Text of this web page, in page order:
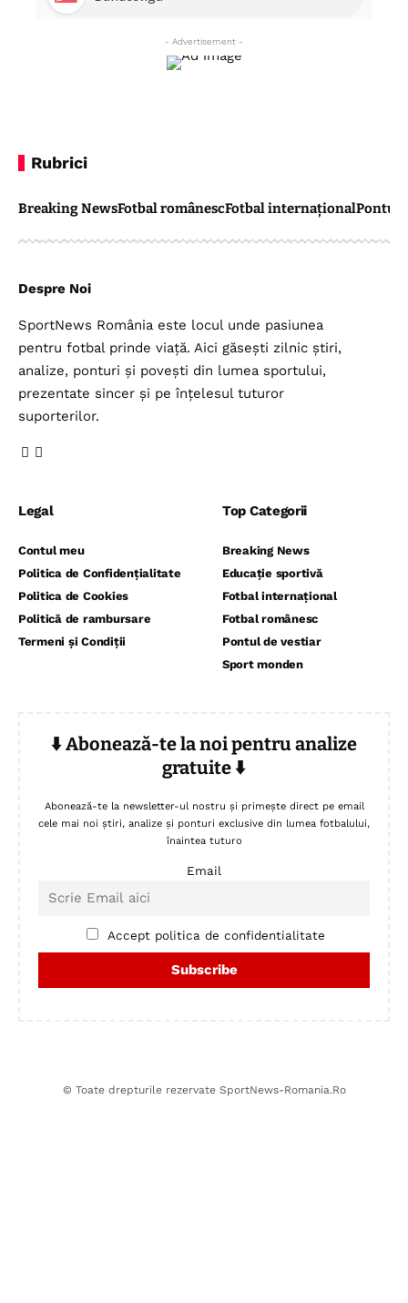
- Advertisement -
Rubrici
Breaking NewsFotbal românescFotbal internaționalPontul
Despre Noi
SportNews România este locul unde pasiunea
pentru fotbal prinde viață. Aici găsești zilnic știri,
analize, ponturi și povești din lumea sportului,
prezentate sincer și pe înțelesul tuturor
suporterilor.
Legal
Contul meu
Politica de Confidențialitate
Politica de Cookies
Politică de rambursare
Termeni și Condiții
Top Categorii
Breaking News
Educație sportivă
Fotbal internațional
Fotbal românesc
Pontul de vestiar
Sport monden
⬇️ Abonează-te la noi pentru analize
gratuite ⬇️
Abonează-te la newsletter-ul nostru și primește direct pe email
cele mai noi știri, analize și ponturi exclusive din lumea fotbalului,
înaintea tuturo
Email
Accept politica de confidentialitate
© Toate drepturile rezervate SportNews-Romania.Ro